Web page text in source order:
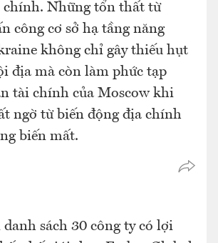
chính. Những tổn thất từ
công cơ sở hạ tầng năng
không chỉ gây thiếu hụt
địa mà còn làm phức tạp
tài chính của Moscow khi
ngờ từ biến động địa chính
biến mất.
sách 30 công ty có lợi